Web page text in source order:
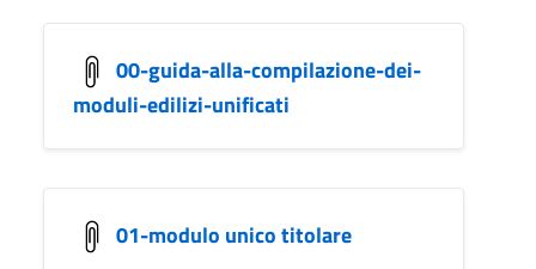
00-guida-alla-compilazione-dei-
moduli-edilizi-unificati
01-modulo unico titolare